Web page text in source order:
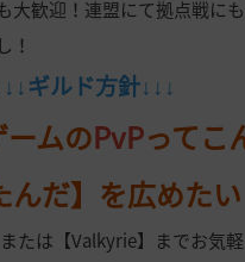
大歓迎！連盟にて拠点戦に
！
ギルド方針↓↓↓
ムのPvPってこ
んだ】を広めた
たは【Valkyrie】までお気軽